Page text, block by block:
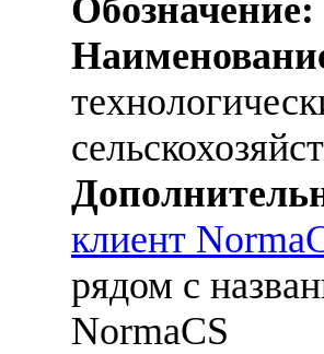
Обозначение:
клиент
рядом с
NormaCS